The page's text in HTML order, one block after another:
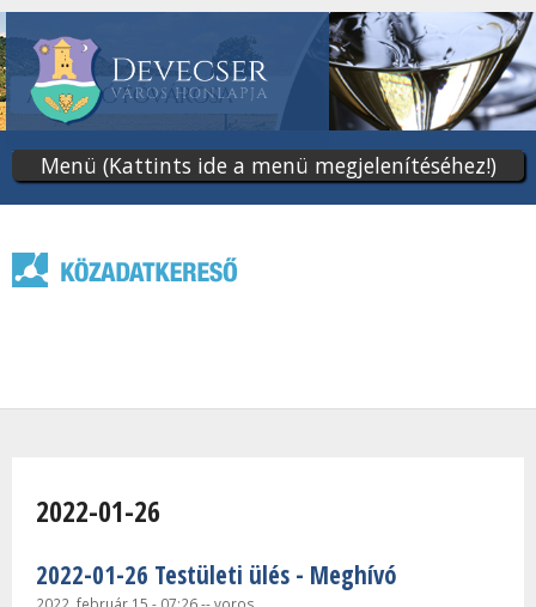
tartalomra
Menü (Kattints ide a menü megjelenítéséhez!)
2022-01-26
2022-01-26 Testületi ülés - Meghívó
2022, február 15 - 07:26--voros